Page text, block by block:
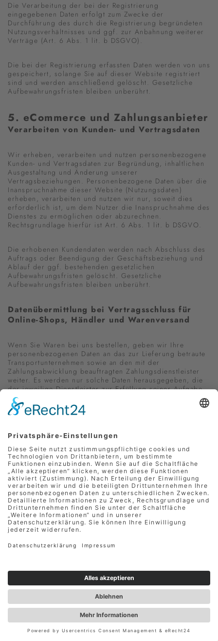
Die Verarbeitung der bei der Registrierung
eingegebenen Daten erfolgt zum Zwecke der
Durchführung des durch die Registrierung begründeten
Nutzungsverhältnisses und ggf. zur Anbahnung weiterer
Verträge (Art. 6 Abs. 1 lit. b DSGVO).
Die bei der Registrierung erfassten Daten werden von uns
gespeichert, solange Sie auf dieser Website registriert
sind und werden anschließend gelöscht. Gesetzliche
Aufbewahrungsfristen bleiben unberührt.
5. eCommerce und Zahlungs­anbieter
Verarbeiten von Kunden- und Vertragsdaten
Wir erheben, verarbeiten und nutzen personenbezogene
Kunden- und Vertragsdaten zur Begründung, inhaltlichen
Ausgestaltung und Änderung unserer
Vertragsbeziehungen. Personenbezogene Daten über die
Inanspruchnahme dieser Website (Nutzungsdaten)
erheben, verarbeiten und nutzen wir nur, soweit dies
erforderlich ist, um dem Nutzer die Inanspruchnahme des
Dienstes zu ermöglichen oder abzurechnen.
Rechtsgrundlage hierfür ist Art. 6 Abs. 1 lit. b DSGVO.
Die erhobenen Kundendaten werden nach Abschluss des
Auftrags oder Beendigung der Geschäftsbeziehung und
Ablauf der ggf. bestehenden gesetzlichen
Aufbewahrungsfristen gelöscht. Gesetzliche
Aufbewahrungsfristen bleiben unberührt.
Daten­übermittlung bei Vertragsschluss für
Online-Shops, Händler und Warenversand
Wenn Sie Waren bei uns bestellen, geben wir Ihre
personenbezogenen Daten an das zur Lieferung betraute
Transportunternehmen sowie an den mit der
Zahlungsabwicklung beauftragten Zahlungsdienstleister
weiter. Es werden nur solche Daten herausgegeben, die
der jeweilige Dienstleister zur Erfüllung seiner Aufgabe
benötigt. Rechtsgrundlage hierfür ist Art. 6 Abs. 1 lit. b
DSGVO, der die Verarbeitung von Daten zur Erfüllung
eines Vertrags oder vorvertraglicher Maßnahmen
nach Art. 6 Abs. 1 lit. a DSGVO erteilt haben, werden wir
Ihre E-Mail-Adresse an das mit der Lieferung betraute
Transportunternehmen übergeben, damit dieses Sie per E-
Mail über den Versandstatus Ihrer Bestellung informieren
kann; Sie können die Einwilligung jederzeit widerrufen.
Daten­übermittlung bei Vertragsschluss für
Dienstleistungen und digitale Inhalte
Wir übermitteln personenbezogene Daten an Dritte nur
notwendig ist, etwa an das mit der Zahlungsabwicklung
Eine weitergehende Übermittlung der Daten erfolgt nicht
bzw. nur dann, wenn Sie der Übermittlung ausdrücklich
zugestimmt haben. Eine Weitergabe Ihrer Daten an Dritte
ohne ausdrückliche Einwilligung, etwa zu Zwecken der
Werbung, erfolgt nicht.